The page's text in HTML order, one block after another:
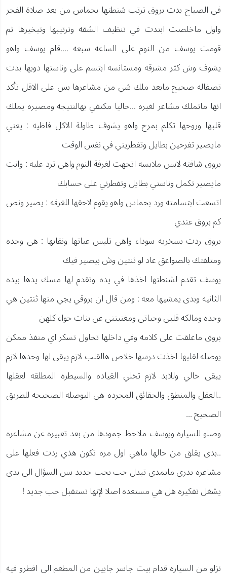
في الصباح بدت بروق ترتب شنطتها بحماس من بعد صلاة الفجر
واول ماخلصت ابتدت في تنظيف الشقه وترتيبها وتبخيرها ثم
قومت يوسف من النوم على الساعه سبعه ....قام يوسف واهو
يشوف وش كثر مشرقه ومستانسه ابتسم على وناستها دوبها بدت
تصفاله صحيح مابعد ملك شي من مشاعرها بس على الاقل تأكد
انها ماتملك مشاعر لغيره ...حاليا مكتفي بهالنتيجه ومصيره يملك
قلبها وروحها تكلم بمرح واهو يشوف طاولة الاكل فاظيه : يعني
مايصير تفرحين بطايل وتفطريني في نفس الوقت
بروق شافته لابس ملابسه اتجهت لغرفة النوم واهي ترد عليه : وانت
مايصير تكمل وناستي بطايل وتفطرني على حسابك
اتسعت ابتسامته ورد بحماس واهو يقوم لاحقها للغرفه : يصير ونص
كم بروق عندي
بروق ردت بسخريه سوداء واهي تلبس عباتها ونقابها : هي وحده
ومتلفتك بالصواعق عاد لو ثنتين وش بيصير فيك
يوسف تقدم لشنطتها اخذها في يده وتقدم لها مسك يدها بيده
الثانيه وبدى يمشيها معه : ومن قال ان بروقي يجي منها ثنتين هي
وحده ومالكه قلبي وحياتي ومغنيتني عن بنات حواء كلهن
بروق ماعلقت على كلامه وفي داخلها تحاول تسكر اي منفذ ممكن
يوصله لقلبها اخذت درسها خلاص هالقلب لازم يبقى لها وحدها لازم
يبقى خالي وللابد لازم تخلي القياده والسيطره المطلقه لعقلها
..العقل والمنطق والحقائق المجرده هي البوصله الصحيحه للطريق
الصحيح ...
وصلو للسياره ويوسف ملاحظ جمودها من بعد تعبيره عن مشاعره
..بدى يقلق من حالها ماهي اول مره تكون هذي ردت فعلها على
مشاعره يدري مايمدي تبدل حب بحب جديد بس السؤال الي بدى
يشغل تفكيره هل هي مستعده اصلا لإنها تستقبل حب جديد !
نزلو من السياره قدام بيت جاسر جايين من المطعم الي افطرو فيه